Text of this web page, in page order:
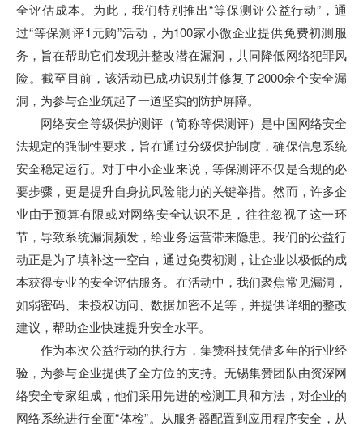
全评估成本。为此，我们特别推出“等保测评公益行动”，通
过“等保测评1元购”活动，为100家小微企业提供免费初测服
务，旨在帮助它们发现并整改潜在漏洞，共同降低网络犯罪风
险。截至目前，该活动已成功识别并修复了2000余个安全漏
洞，为参与企业筑起了一道坚实的防护屏障。
网络安全等级保护测评（简称等保测评）是中国网络安全
法规定的强制性要求，旨在通过分级保护制度，确保信息系统
安全稳定运行。对于中小企业来说，等保测评不仅是合规的必
要步骤，更是提升自身抗风险能力的关键举措。然而，许多企
业由于预算有限或对网络安全认识不足，往往忽视了这一环
节，导致系统漏洞频发，给业务运营带来隐患。我们的公益行
动正是为了填补这一空白，通过免费初测，让企业以极低的成
本获得专业的安全评估服务。在活动中，我们聚焦常见漏洞，
如弱密码、未授权访问、数据加密不足等，并提供详细的整改
建议，帮助企业快速提升安全水平。
作为本次公益行动的执行方，集赞科技凭借多年的行业经
验，为参与企业提供了全方位的支持。无锡集赞团队由资深网
络安全专家组成，他们采用先进的检测工具和方法，对企业的
网络系统进行全面“体检”。从服务器配置到应用程序安全，从